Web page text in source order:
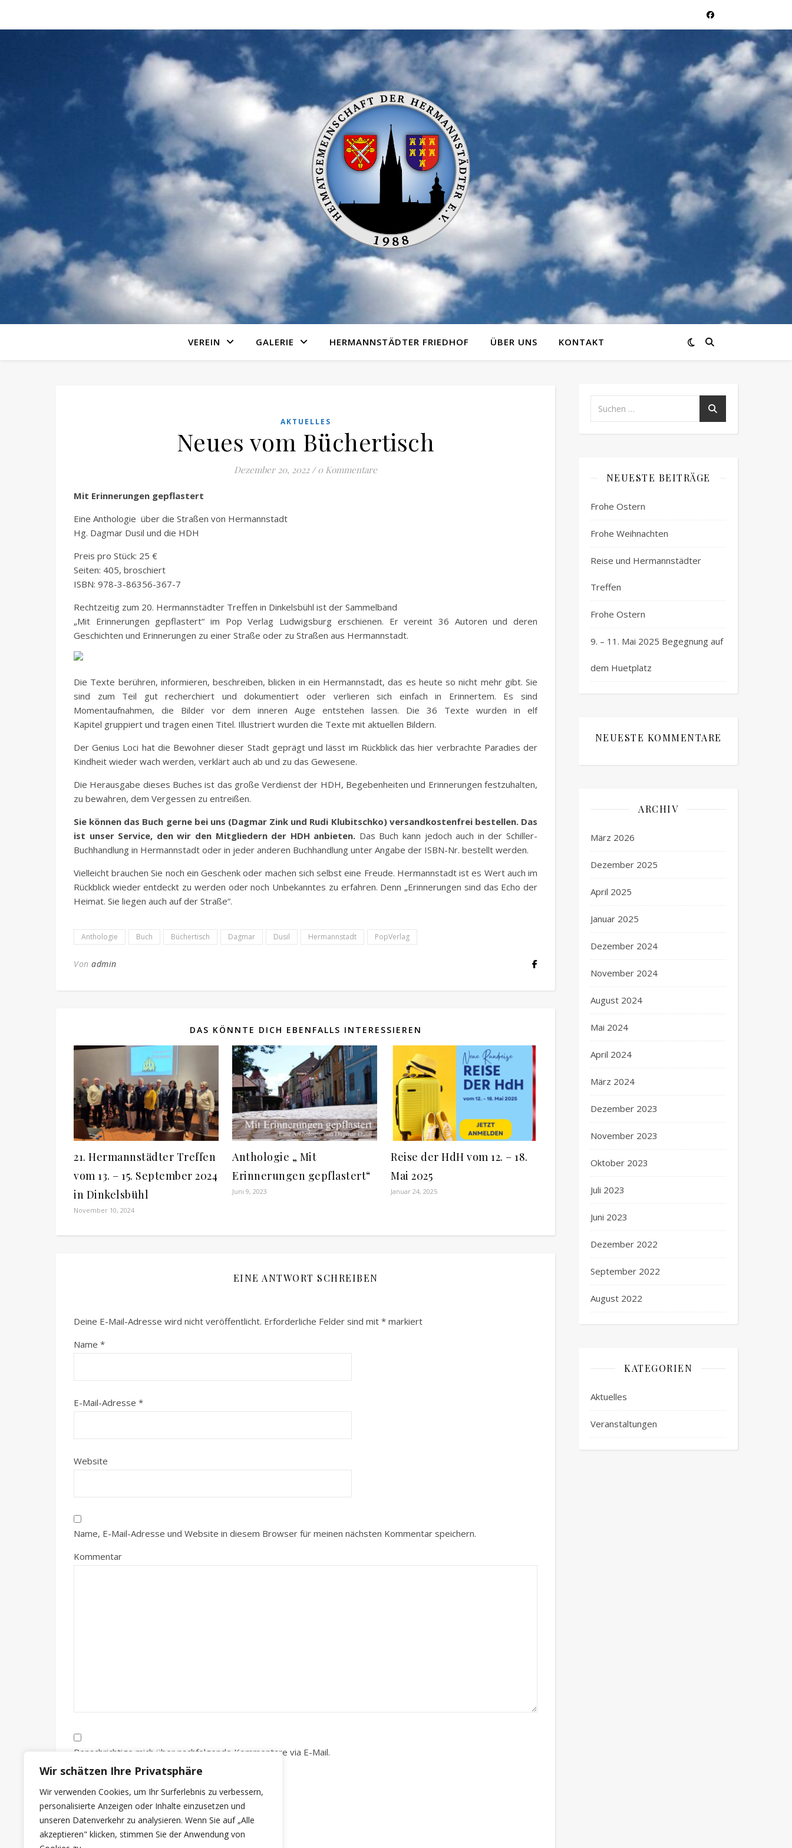
Wir schätzen Ihre Privatsphäre
Wir verwenden Cookies, um Ihr Surferlebnis zu verbessern,
personalisierte Anzeigen oder Inhalte einzusetzen und
unseren Datenverkehr zu analysieren. Wenn Sie auf „Alle
akzeptieren" klicken, stimmen Sie der Anwendung von
VEREIN GALERIE HERMANNSTÄDTER FRIEDHOF ÜBER UNS KONTAKT
AKTUELLES
Neues vom Büchertisch
Dezember 20, 2022 / 0 Kommentare
Mit Erinnerungen gepflastert
Eine Anthologie über die Straßen von Hermannstadt
Hg. Dagmar Dusil und die HDH
Preis pro Stück: 25 €
Seiten: 405, broschiert
ISBN: 978-3-86356-367-7
Rechtzeitig zum 20. Hermannstädter Treffen in Dinkelsbühl ist der Sammelband
„Mit Erinnerungen gepflastert“ im Pop Verlag Ludwigsburg erschienen. Er vereint 36 Autoren und deren
Geschichten und Erinnerungen zu einer Straße oder zu Straßen aus Hermannstadt.
Die Texte berühren, informieren, beschreiben, blicken in ein Hermannstadt, das es heute so nicht mehr gibt. Sie
sind zum Teil gut recherchiert und dokumentiert oder verlieren sich einfach in Erinnertem. Es sind
Momentaufnahmen, die Bilder vor dem inneren Auge entstehen lassen. Die 36 Texte wurden in elf
Kapitel gruppiert und tragen einen Titel. Illustriert wurden die Texte mit aktuellen Bildern.
Der Genius Loci hat die Bewohner dieser Stadt geprägt und lässt im Rückblick das hier verbrachte Paradies der
Kindheit wieder wach werden, verklärt auch ab und zu das Gewesene.
Die Herausgabe dieses Buches ist das große Verdienst der HDH, Begebenheiten und Erinnerungen festzuhalten,
zu bewahren, dem Vergessen zu entreißen.
Sie können das Buch gerne bei uns (Dagmar Zink und Rudi Klubitschko) versandkostenfrei bestellen. Das
ist unser Service, den wir den Mitgliedern der HDH anbieten. Das Buch kann jedoch auch in der Schiller-
Buchhandlung in Hermannstadt oder in jeder anderen Buchhandlung unter Angabe der ISBN-Nr. bestellt werden.
Vielleicht brauchen Sie noch ein Geschenk oder machen sich selbst eine Freude. Hermannstadt ist es Wert auch im
Rückblick wieder entdeckt zu werden oder noch Unbekanntes zu erfahren. Denn „Erinnerungen sind das Echo der
Heimat. Sie liegen auch auf der Straße“.
Anthologie Buch Büchertisch Dagmar Dusil Hermannstadt PopVerlag
Von admin
DAS KÖNNTE DICH EBENFALLS INTERESSIEREN
21. Hermannstädter Treffen
vom 13. – 15. September 2024
in Dinkelsbühl
November 10, 2024
Anthologie „ Mit
Erinnerungen gepflastert“
Juni 9, 2023
Reise der HdH vom 12. – 18.
Mai 2025
Januar 24, 2025
EINE ANTWORT SCHREIBEN
Deine E-Mail-Adresse wird nicht veröffentlicht. Erforderliche Felder sind mit * markiert
Name *
E-Mail-Adresse *
Website
Name, E-Mail-Adresse und Website in diesem Browser für meinen nächsten Kommentar speichern.
Kommentar
Benachrichtige mich über nachfolgende Kommentare via E-Mail.
Benachrichtige mich über neue Beiträge via E-Mail.
NEUESTE BEITRÄGE
Frohe Ostern
Frohe Weihnachten
Reise und Hermannstädter
Treffen
Frohe Ostern
9. – 11. Mai 2025 Begegnung auf
dem Huetplatz
NEUESTE KOMMENTARE
ARCHIV
März 2026
Dezember 2025
April 2025
Januar 2025
Dezember 2024
November 2024
August 2024
Mai 2024
April 2024
März 2024
Dezember 2023
November 2023
Oktober 2023
Juli 2023
Juni 2023
Dezember 2022
September 2022
August 2022
KATEGORIEN
Aktuelles
Veranstaltungen